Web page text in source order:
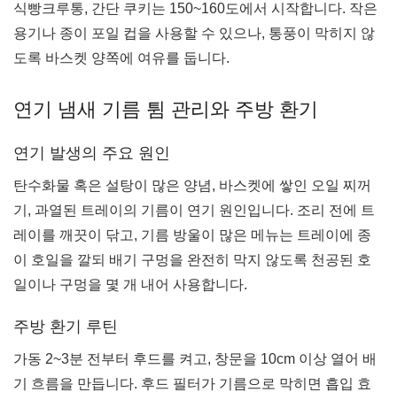
식빵크루통, 간단 쿠키는 150~160도에서 시작합니다. 작은
용기나 종이 포일 컵을 사용할 수 있으나, 통풍이 막히지 않
도록 바스켓 양쪽에 여유를 둡니다.
연기 냄새 기름 튐 관리와 주방 환기
연기 발생의 주요 원인
탄수화물 혹은 설탕이 많은 양념, 바스켓에 쌓인 오일 찌꺼
기, 과열된 트레이의 기름이 연기 원인입니다. 조리 전에 트
레이를 깨끗이 닦고, 기름 방울이 많은 메뉴는 트레이에 종
이 호일을 깔되 배기 구멍을 완전히 막지 않도록 천공된 호
일이나 구멍을 몇 개 내어 사용합니다.
주방 환기 루틴
가동 2~3분 전부터 후드를 켜고, 창문을 10cm 이상 열어 배
기 흐름을 만듭니다. 후드 필터가 기름으로 막히면 흡입 효